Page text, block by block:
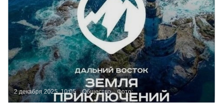
2 декабря 2025, 10:05 Общество Фото: